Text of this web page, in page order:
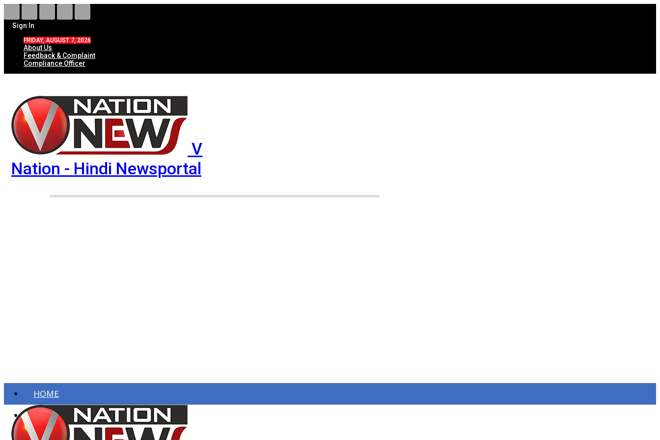
Sign In
FRIDAY, AUGUST 7, 2026
About Us
Feedback & Complaint
Compliance Officer
V
Nation - Hindi Newsportal
HOME
ताज़ा खबरें
देश